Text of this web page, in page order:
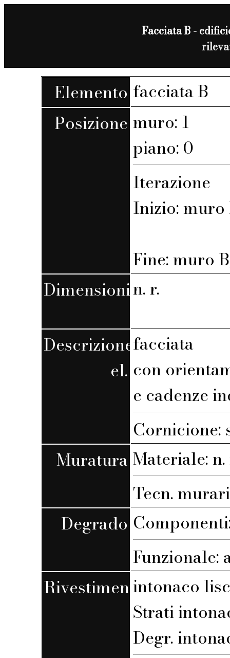
Facciata B -
Elemento facciata B
Posizione muro: 1
piano: 0
Iterazione
Inizio: muro
Fine: muro
Dimensionin. r.
Descrizione
el.
facciata
con
e cadenze
Cornicione:
Muratura Materiale: n.
Tecn.
Degrado
Funzionale:
Rivestimentointonaco
Strati
Degr.